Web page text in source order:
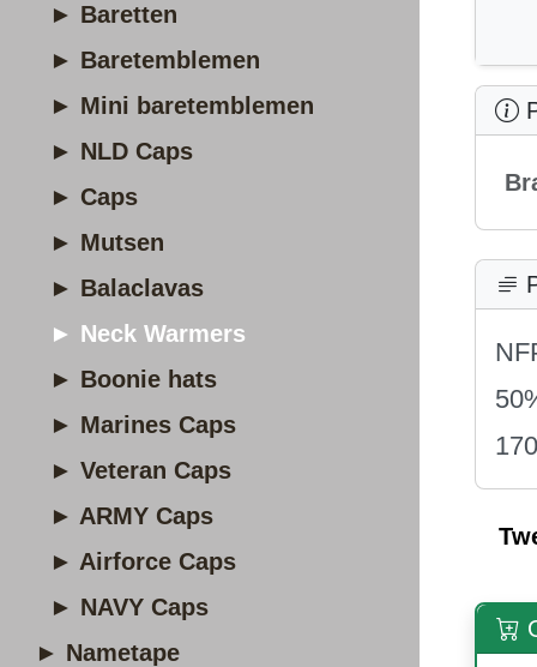
► Baretten
► Baretemblemen
► Mini baretemblemen
► NLD Caps
► Caps
► Mutsen
► Balaclavas
► Neck Warmers
► Boonie hats
► Marines Caps
► Veteran Caps
► ARMY Caps
► Airforce Caps
► NAVY Caps
► Nametape